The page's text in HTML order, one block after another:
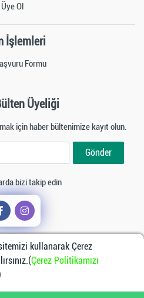
Üye Ol
İşlemleri
Formu
Üyeliği
için haber bültenimize kayıt olun.
Gönder
bizi takip edin
kullanarak Çerez
Çerez Politikamızı